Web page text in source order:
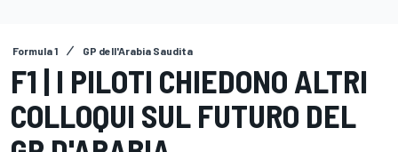
Formula 1 GP dell'Arabia Saudita
F1 | I PILOTI CHIEDONO ALTRI
COLLOQUI SUL FUTURO DEL